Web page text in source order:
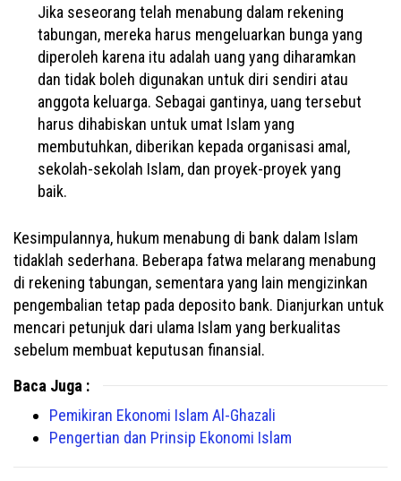
Jika seseorang telah menabung dalam rekening
tabungan, mereka harus mengeluarkan bunga yang
diperoleh karena itu adalah uang yang diharamkan
dan tidak boleh digunakan untuk diri sendiri atau
anggota keluarga. Sebagai gantinya, uang tersebut
harus dihabiskan untuk umat Islam yang
membutuhkan, diberikan kepada organisasi amal,
sekolah-sekolah Islam, dan proyek-proyek yang
baik.
Kesimpulannya, hukum menabung di bank dalam Islam
tidaklah sederhana. Beberapa fatwa melarang menabung
di rekening tabungan, sementara yang lain mengizinkan
pengembalian tetap pada deposito bank. Dianjurkan untuk
mencari petunjuk dari ulama Islam yang berkualitas
sebelum membuat keputusan finansial.
Baca Juga :
Pemikiran Ekonomi Islam Al-Ghazali
Pengertian dan Prinsip Ekonomi Islam